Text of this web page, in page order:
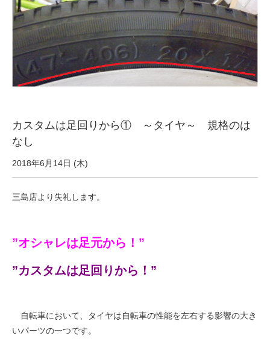
オリジナル自転車
PB全車種カタログ
eVita
コンテンツ
店舗ブログ
イベント
メディア
カスタムは足回りから① ～タイヤ～ 規格のは
なし
2018年6月14日 (木)
三島店より失礼します。
”オシャレは足元から！”
”カスタムは足回りから！”
自転車において、タイヤは自転車の性能を左右する影響の大き
いパーツの一つです。